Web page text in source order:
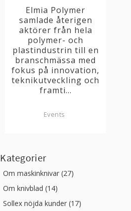
Elmia Polymer
samlade återigen
aktörer från hela
polymer- och
plastindustrin till en
branschmässa med
fokus på innovation,
teknikutveckling och
framti...
Events
Kategorier
Om maskinknivar (27)
Om knivblad (14)
Sollex nöjda kunder (17)